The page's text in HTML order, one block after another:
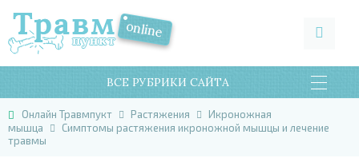
ВСЕ РУБРИКИ САЙТА
Онлайн Травмпукт Растяжения
Икроножная
мышца
Симптомы растяжения икроножной мышцы и лечение
травмы